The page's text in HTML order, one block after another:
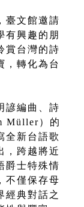
臺文館邀請
有興趣的朋
賞台灣的詩
，轉化為台
諺編曲、詩
Müller）的
全新台語歌
，跨越將近
爵士特殊情
不僅保存母
經典對話之